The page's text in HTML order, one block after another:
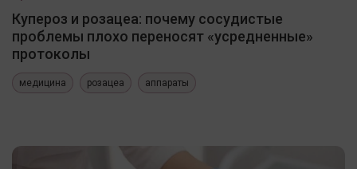
Купероз и розацеа: почему сосудистые
проблемы плохо переносят «усредненные»
протоколы
медицина розацеа аппараты